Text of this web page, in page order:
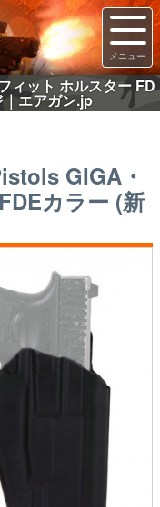
ィット ホルスター FD
エアガン.jp
GIGA・
カラー (新